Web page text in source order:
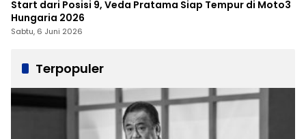
Start dari Posisi 9, Veda Pratama Siap Tempur di Moto3
Hungaria 2026
Sabtu, 6 Juni 2026
Terpopuler